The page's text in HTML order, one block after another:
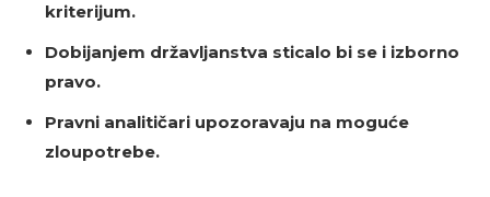
kriterijum.
Dobijanjem državljanstva sticalo bi se i izborno
pravo.
Pravni analitičari upozoravaju na moguće
zloupotrebe.